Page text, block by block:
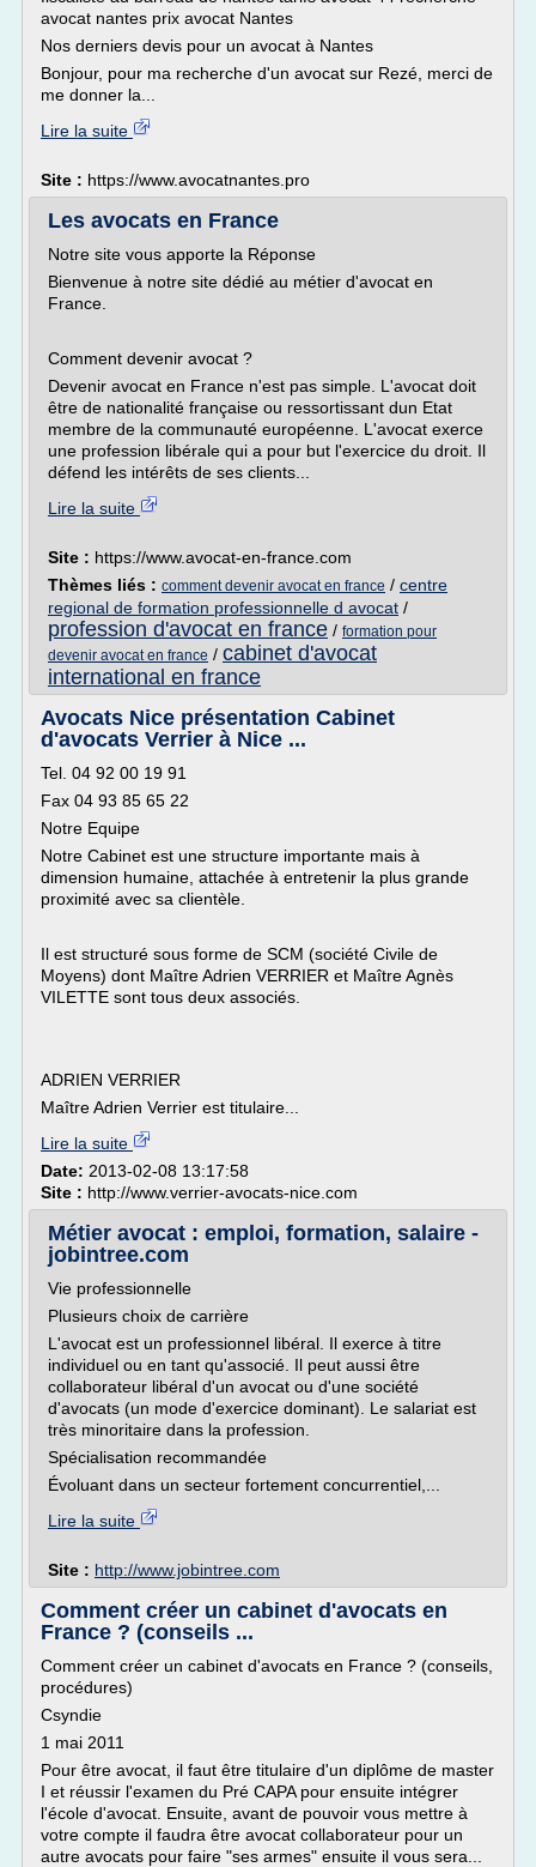
avocat nantes prix avocat Nantes
Nos derniers devis pour un avocat à Nantes
Bonjour, pour ma recherche d'un avocat sur Rezé, merci de
me donner la...
Lire la suite
Site : https://www.avocatnantes.pro
Les avocats en France
Notre site vous apporte la Réponse
Bienvenue à notre site dédié au métier d'avocat en
France.
Comment devenir avocat ?
Devenir avocat en France n'est pas simple. L'avocat doit
être de nationalité française ou ressortissant dun Etat
membre de la communauté européenne. L'avocat exerce
une profession libérale qui a pour but l'exercice du droit. Il
défend les intérêts de ses clients...
Lire la suite
Site : https://www.avocat-en-france.com
Thèmes liés : comment devenir avocat en france / centre
regional de formation professionnelle d avocat /
profession d'avocat en france / formation pour
devenir avocat en france / cabinet d'avocat
international en france
Avocats Nice présentation Cabinet
d'avocats Verrier à Nice ...
Tel. 04 92 00 19 91
Fax 04 93 85 65 22
Notre Equipe
Notre Cabinet est une structure importante mais à
dimension humaine, attachée à entretenir la plus grande
proximité avec sa clientèle.
Il est structuré sous forme de SCM (société Civile de
Moyens) dont Maître Adrien VERRIER et Maître Agnès
VILETTE sont tous deux associés.
ADRIEN VERRIER
Maître Adrien Verrier est titulaire...
Lire la suite
Date: 2013-02-08 13:17:58
Site : http://www.verrier-avocats-nice.com
Métier avocat : emploi, formation, salaire -
jobintree.com
Vie professionnelle
Plusieurs choix de carrière
L'avocat est un professionnel libéral. Il exerce à titre
individuel ou en tant qu'associé. Il peut aussi être
collaborateur libéral d'un avocat ou d'une société
d'avocats (un mode d'exercice dominant). Le salariat est
très minoritaire dans la profession.
Spécialisation recommandée
Évoluant dans un secteur fortement concurrentiel,...
Lire la suite
Site : http://www.jobintree.com
Comment créer un cabinet d'avocats en
France ? (conseils ...
Comment créer un cabinet d'avocats en France ? (conseils,
procédures)
Csyndie
1 mai 2011
Pour être avocat, il faut être titulaire d'un diplôme de master
I et réussir l'examen du Pré CAPA pour ensuite intégrer
l'école d'avocat. Ensuite, avant de pouvoir vous mettre à
votre compte il faudra être avocat collaborateur pour un
autre avocats pour faire "ses armes" ensuite il vous sera...